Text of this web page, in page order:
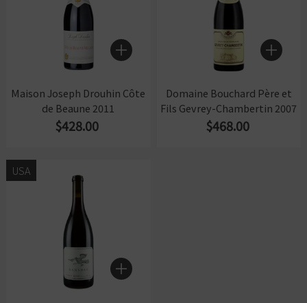
Maison Joseph Drouhin Côte
de Beaune 2011
$428.00
Domaine Bouchard Père et
Fils Gevrey-Chambertin 2007
$468.00
USA